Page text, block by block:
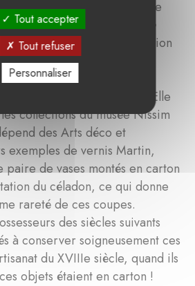
effet présenté en 2014 une
:Les Secrets de la laque
, réalisée en collaboration
de Münster. La
était Anne Forray-
adjointe du musée. Elle
collections du musée Nissim
des Arts déco et
exemples de vernis Martin,
paire de vases montés en carton
du céladon, ce qui donne
rareté de ces coupes.
des siècles suivants
à conserver soigneusement ces
du XVIIIe siècle, quand ils
objets étaient en carton !
Tout accepter
Tout refuser
Personnaliser